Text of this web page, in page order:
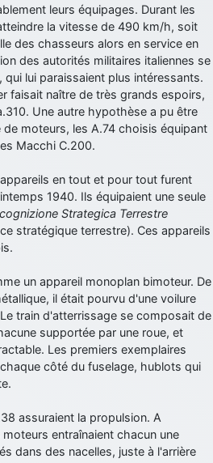
nouveau OK dirait-on… Merci à toi.
coupé les accessoires de personne
un peu violent, mais ça devrait aller
Brésil et Singapour qui mettent le site
a été un peu trop violent
leurs équipages. Durant les
la vitesse de 490 km/h, soit
des chasseurs alors en service en
des autorités militaires italiennes se
lui paraissaient plus intéressants.
faisait naître de très grands espoirs,
Une autre hypothèse a pu être
de moteurs, les A.74 choisis équipant
Macchi C.200.
en tout et pour tout furent
1940. Ils équipaient une seule
Strategica Terrestre
stratégique terrestre). Ces appareils
un appareil monoplan bimoteur. De
il était pourvu d'une voilure
train d'atterrissage se composait de
supportée par une roue, et
Les premiers exemplaires
côté du fuselage, hublots qui
assuraient la propulsion. A
entraînaient chacun une
dans des nacelles, juste à l'arrière